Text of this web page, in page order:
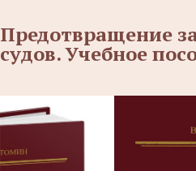
Предотвращение
судов. Учебное